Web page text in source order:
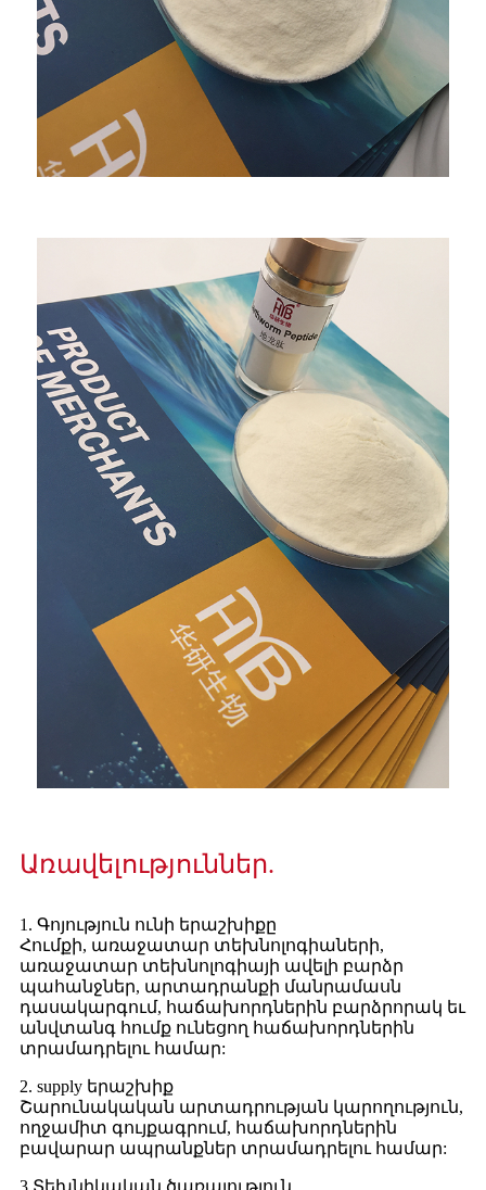
Առավելություններ.
1. Գոյություն ունի երաշխիքը
Հումքի, առաջատար տեխնոլոգիաների,
առաջատար տեխնոլոգիայի ավելի բարձր
պահանջներ, արտադրանքի մանրամասն
դասակարգում, հաճախորդներին բարձրորակ եւ
անվտանգ հումք ունեցող հաճախորդներին
տրամադրելու համար:
2. supply երաշխիք
Շարունակական արտադրության կարողություն,
ողջամիտ գույքագրում, հաճախորդներին
բավարար ապրանքներ տրամադրելու համար:
3.Տեխնիկական ծառայություն